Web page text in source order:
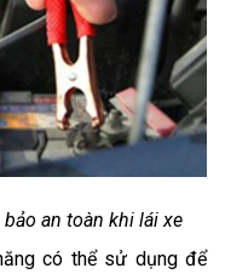
an toàn khi lái xe
có thể sử dụng để